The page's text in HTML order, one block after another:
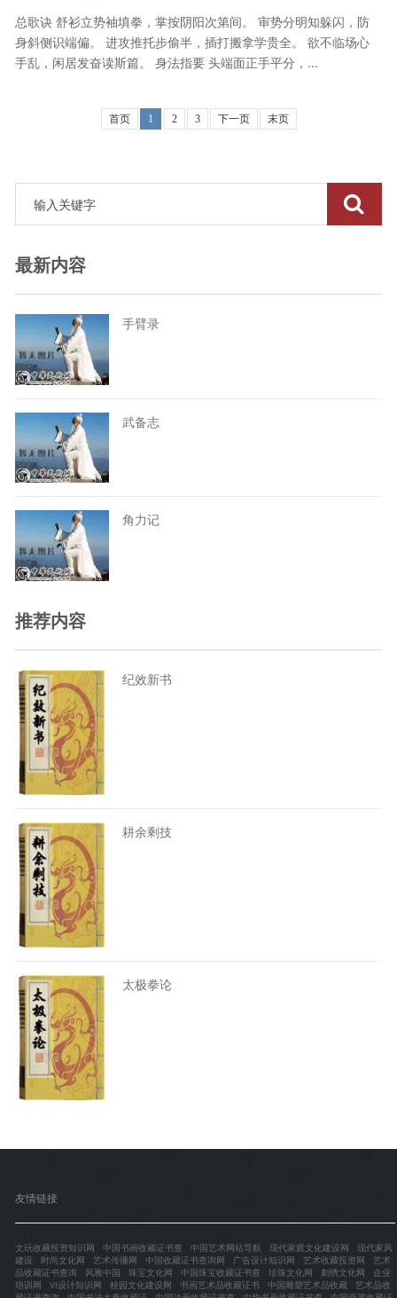
总歌诀 舒衫立势袖填拳，掌按阴阳次第间。 审势分明知躲闪，防
身斜侧识端偏。 进攻推托步偷半，插打搬拿学贵全。 欲不临场心
手乱，闲居发奋读斯篇。 身法指要 头端面正手平分，...
首页 1 2 3 下一页 末页
最新内容
手臂录
武备志
角力记
推荐内容
纪效新书
耕余剩技
太极拳论
友情链接
文玩收藏投资知识网 中国书画收藏证书查 中国艺术网站导航 现代家庭文化建设网
现代家风
建设
时尚文化网 艺术传播网 中国收藏证书查询网 广告设计知识网 艺术收藏投资网
艺术
品收藏证书查询
风雅中国 珠宝文化网 中国珠宝收藏证书查 珍珠文化网 刺绣文化网
企业
培训网
VI设计知识网 校园文化建设网 书画艺术品收藏证书 中国雕塑艺术品收藏
艺术品收